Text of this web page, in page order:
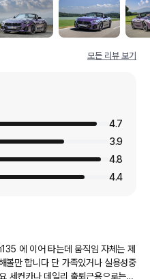
모든 리뷰 보기
4.7
3.9
4.8
4.4
볼만 합니다 단 가족있거나 실용성중
세컨카나 데일리 출퇴근용으로는